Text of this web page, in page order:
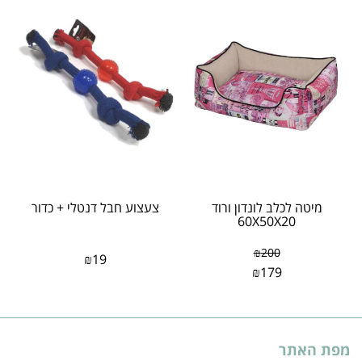
מיטה לכלב לונדון ורוד
60X50X20
₪200
₪179
צעצוע חבל דנטלי + כדור
₪19
מפת האתר